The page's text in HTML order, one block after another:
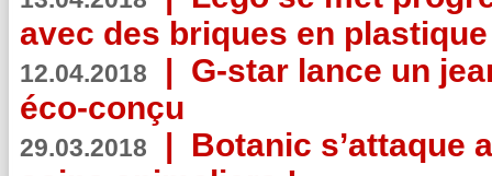
avec des briques en
12.04.2018 | G-star lance un
éco-conçu
29.03.2018 | Botanic s’attaque